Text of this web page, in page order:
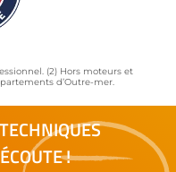
(2) Hors moteurs et
d’Outre-mer.
!